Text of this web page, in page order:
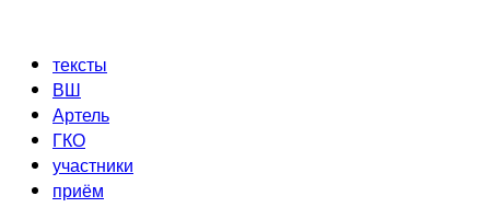
содержимому
тексты
ВШ
Артель
ГКО
участники
приём